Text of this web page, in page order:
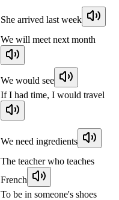
She arrived last week
We will meet next month
We would see
If I had time, I would travel
We need ingredients
The teacher who teaches
French
To be in someone's shoes